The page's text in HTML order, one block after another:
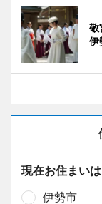
伊
現在お住まい
伊勢市